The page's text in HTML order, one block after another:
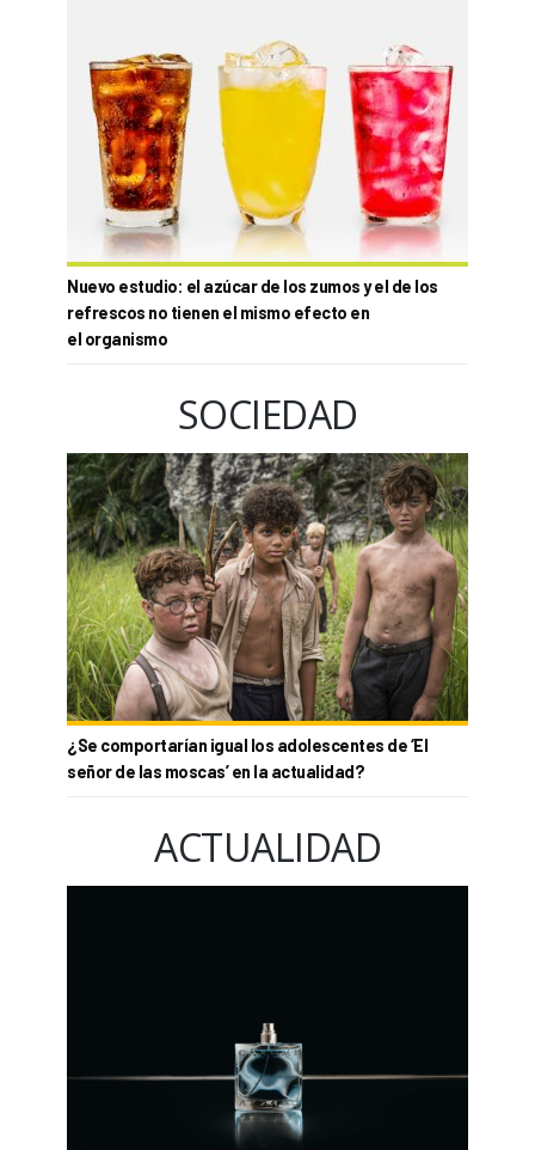
Nuevo estudio: el azúcar de los zumos y el de los
refrescos no tienen el mismo efecto en
el organismo
SOCIEDAD
¿Se comportarían igual los adolescentes de ‘El
señor de las moscas’ en la actualidad?
ACTUALIDAD